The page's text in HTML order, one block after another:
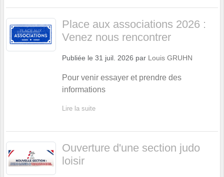
Place aux associations 2026 :
Venez nous rencontrer
Publiée le 31 juil. 2026 par Louis GRUHN
Pour venir essayer et prendre des
informations
Lire la suite
Ouverture d'une section judo
loisir